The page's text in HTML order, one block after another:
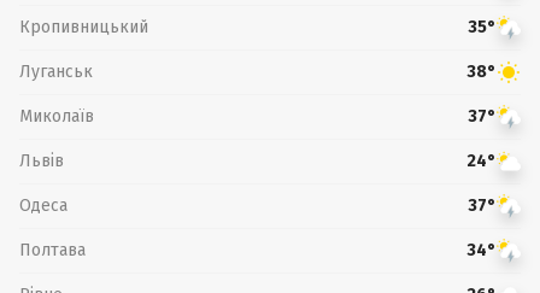
Кропивницький 35°
Луганськ 38°
Миколаїв 37°
Львів 24°
Одеса 37°
Полтава 34°